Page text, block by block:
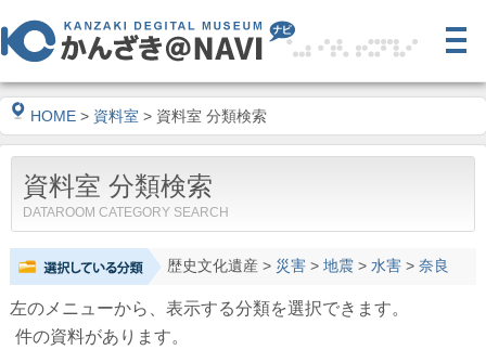
HOME > 資料室 > 資料室 分類検索
資料室 分類検索
DATAROOM CATEGORY SEARCH
歴史文化遺産> 災害> 地震> 水害> 奈良
左のメニューから、表示する分類を選択できます。
件の資料があります。